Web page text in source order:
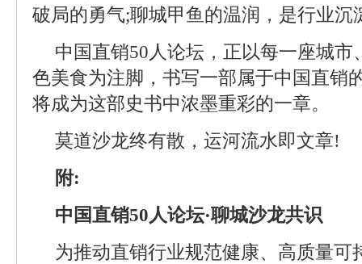
破局的勇气;聊城甲鱼的温润，是行业沉
中国直销50人论坛，正以每一座城
色美食为注脚，书写一部属于中国直销
将成为这部史书中浓墨重彩的一章。
莫道沙龙终有散，运河流水即文章!
附:
中国直销50人论坛·聊城沙龙共识
为推动直销行业规范健康、高质量可